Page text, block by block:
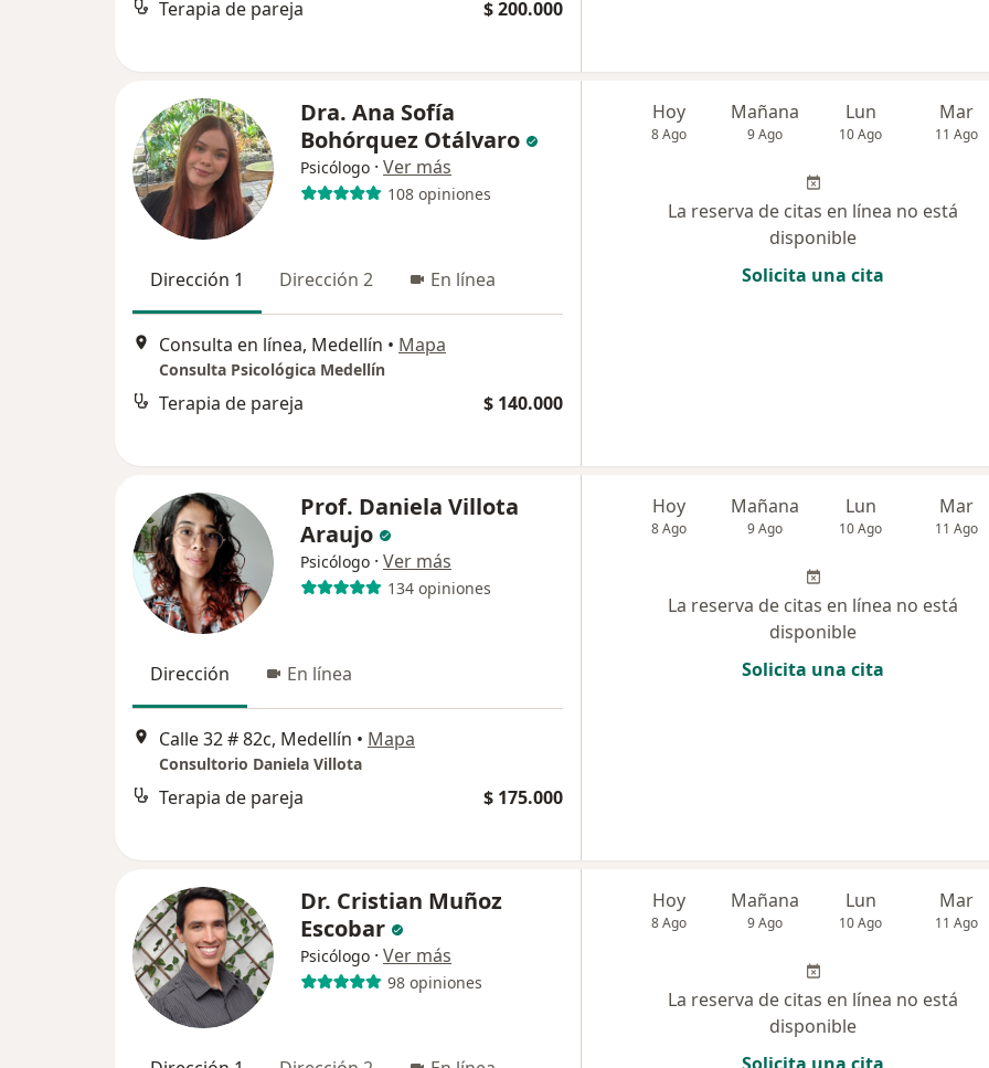
Terapia de pareja $ 200.000
Dra. Ana Sofía
Bohórquez Otálvaro
Psicólogo · Ver más
108 opiniones
Dirección 1 Dirección 2 En línea
Consulta en línea, Medellín • Mapa
Consulta Psicológica Medellín
Terapia de pareja $ 140.000
Hoy
8 Ago
Mañana
9 Ago
Lun
10 Ago
Mar
11 Ago
La reserva de citas en línea no está
disponible
Solicita una cita
Prof. Daniela Villota
Araujo
Psicólogo · Ver más
134 opiniones
Dirección En línea
Calle 32 # 82c, Medellín • Mapa
Consultorio Daniela Villota
Terapia de pareja $ 175.000
Hoy
8 Ago
Mañana
9 Ago
Lun
10 Ago
Mar
11 Ago
La reserva de citas en línea no está
disponible
Solicita una cita
Dr. Cristian Muñoz
Escobar
Psicólogo · Ver más
98 opiniones
Hoy
8 Ago
Mañana
9 Ago
Lun
10 Ago
Mar
11 Ago
La reserva de citas en línea no está
disponible